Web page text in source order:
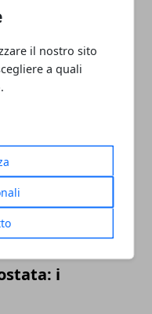
il nostro sito
a quali
i